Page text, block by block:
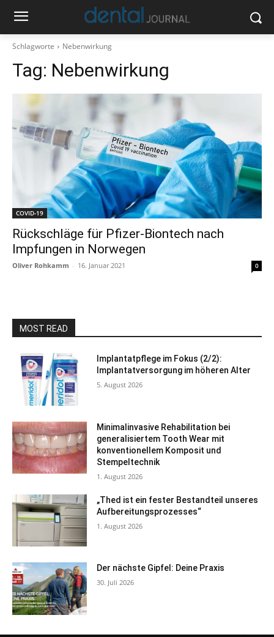
Schlagworte Nebenwirkung
Tag: Nebenwirkung
COVID-19
Rückschläge für Pfizer-Biontech nach
Impfungen in Norwegen
Oliver Rohkamm - 16. Januar 2021 0
MOST READ
Implantatpflege im Fokus (2/2):
Implantatversorgung im höheren Alter
5. August 2026
Minimalinvasive Rehabilitation bei
generalisiertem Tooth Wear mit
konventionellem Komposit und
Stempeltechnik
1. August 2026
„Thed ist ein fester Bestandteil unseres
Aufbereitungsprozesses“
1. August 2026
Der nächste Gipfel: Deine Praxis
30. Juli 2026